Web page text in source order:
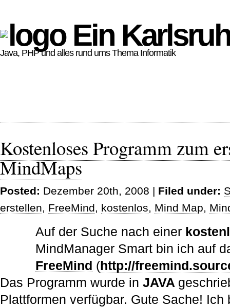
Ein
Java, PHP und alles rund ums Thema Informatik
Kostenloses Programm zum
MindMaps
Posted: Dezember 20th, 2008 | Filed under:
erstellen, FreeMind, kostenlos, Mind Map,
Auf der Suche nach einer
MindManager Smart bin ich auf
FreeMind (http://
Das Programm wurde in JAVA
Plattformen verfügbar. Gute Sache! Ich